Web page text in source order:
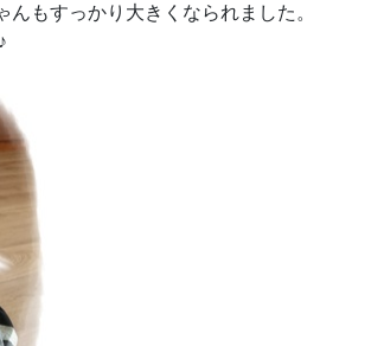
もすっかり大きくなられました。